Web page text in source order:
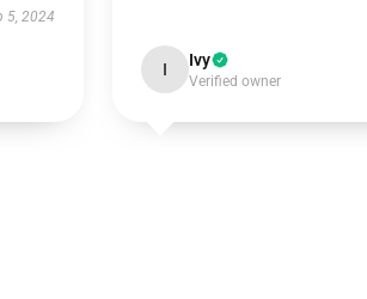
5, 2024
I Ivy
Verified owner